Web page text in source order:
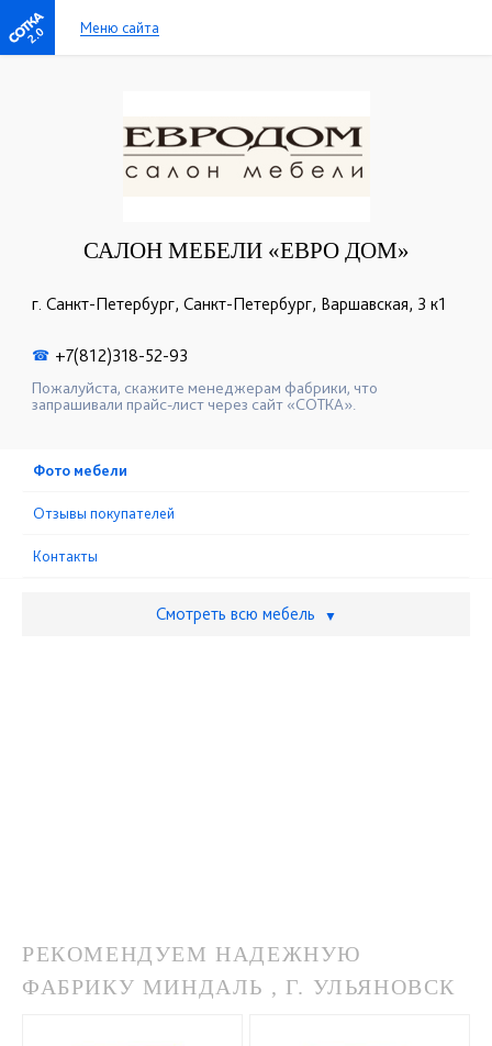
2.0 Меню сайта
САЛОН МЕБЕЛИ «ЕВРО ДОМ»
г. Санкт-Петербург, Санкт-Петербург, Варшавская, 3 к1
☎ +7(812)318-52-93
Пожалуйста, скажите менеджерам фабрики, что
запрашивали прайс-лист через сайт «СОТКА».
Фото мебели
Отзывы покупателей
Контакты
Смотреть всю мебель ▼
РЕКОМЕНДУЕМ НАДЕЖНУЮ
ФАБРИКУ МИНДАЛЬ , Г. УЛЬЯНОВСК